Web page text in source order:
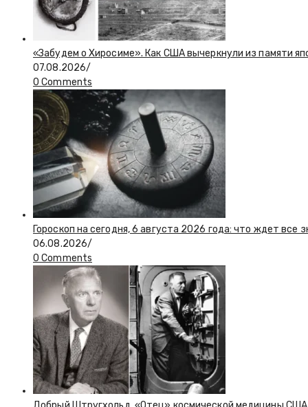
«Забудем о Хиросиме». Как США вычеркнули из памяти
07.08.2026/
0 Comments
Гороскоп на сегодня, 6 августа 2026 года: что ждет все
06.08.2026/
0 Comments